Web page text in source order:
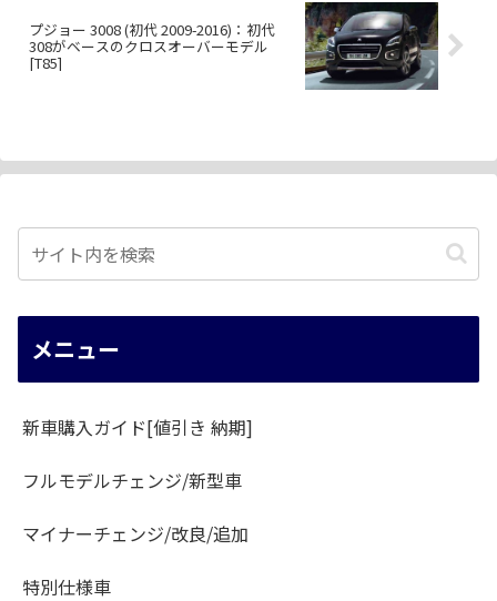
プジョー 3008 (初代 2009-2016)：初代
308がベースのクロスオーバーモデル
[T85]
メニュー
新車購入ガイド[値引き 納期]
フルモデルチェンジ/新型車
マイナーチェンジ/改良/追加
特別仕様車